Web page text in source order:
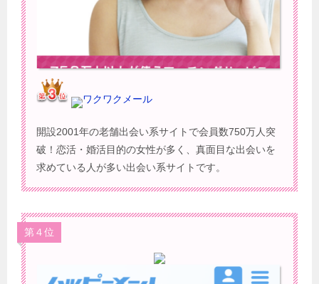
ワクワクメール
開設2001年の老舗出会い系サイトで会員数750万人突
破！恋活・婚活目的の女性が多く、真面目な出会いを
求めている人が多い出会い系サイトです。
第４位